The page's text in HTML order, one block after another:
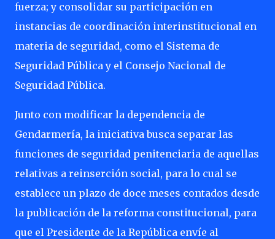
fuerza; y consolidar su participación en
instancias de coordinación interinstitucional en
materia de seguridad, como el Sistema de
Seguridad Pública y el Consejo Nacional de
Seguridad Pública.
Junto con modificar la dependencia de
Gendarmería, la iniciativa busca separar las
funciones de seguridad penitenciaria de aquellas
relativas a reinserción social, para lo cual se
establece un plazo de doce meses contados desde
la publicación de la reforma constitucional, para
que el Presidente de la República envíe al